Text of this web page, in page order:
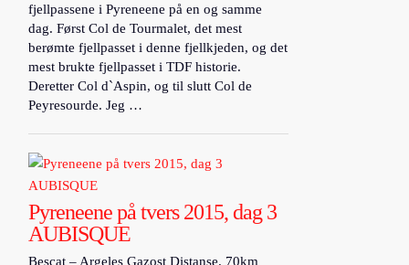
fjellpassene i Pyreneene på en og samme
dag. Først Col de Tourmalet, det mest
berømte fjellpasset i denne fjellkjeden, og det
mest brukte fjellpasset i TDF historie.
Deretter Col d`Aspin, og til slutt Col de
Peyresourde. Jeg …
Pyreneene på tvers 2015, dag 3
AUBISQUE
Bescat – Argeles Gazost Distanse. 70km